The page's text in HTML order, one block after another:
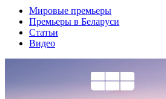
Мировые премьеры
Премьеры в Беларуси
Статьи
Видео